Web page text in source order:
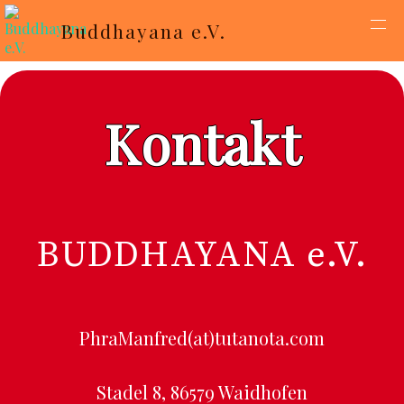
Buddhayana e.V.
Kontakt
BUDDHAYANA e.V.
PhraManfred(at)tutanota.com
Stadel 8, 86579 Waidhofen